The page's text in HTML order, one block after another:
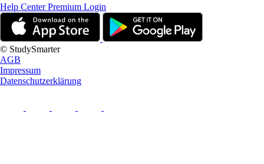
Help CenterPremium Login
© StudySmarter
AGB
Impressum
Datenschutzerklärung